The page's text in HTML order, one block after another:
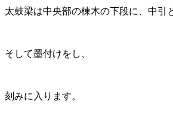
太鼓梁は中央部の棟木の下段に、中引
そして墨付けをし、
刻みに入ります。